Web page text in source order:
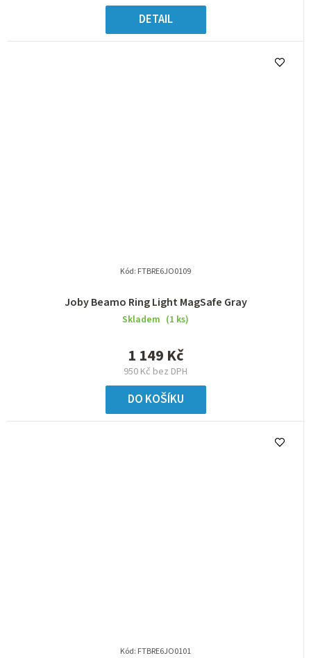
DETAIL
Joby Beamo Ring Light MagSafe Gray
Skladem (1 ks)
950 Kč bez DPH
1 149 Kč
DO KOŠÍKU
Kód: FTBRE6JO0109
Kód: FTBRE6JO0101